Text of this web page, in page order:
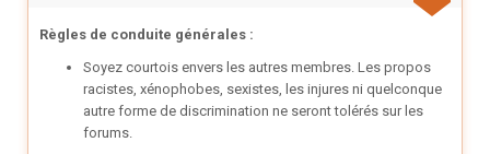
Règles de conduite générales :
Soyez courtois envers les autres membres. Les propos
racistes, xénophobes, sexistes, les injures ni quelconque
autre forme de discrimination ne seront tolérés sur les
forums.